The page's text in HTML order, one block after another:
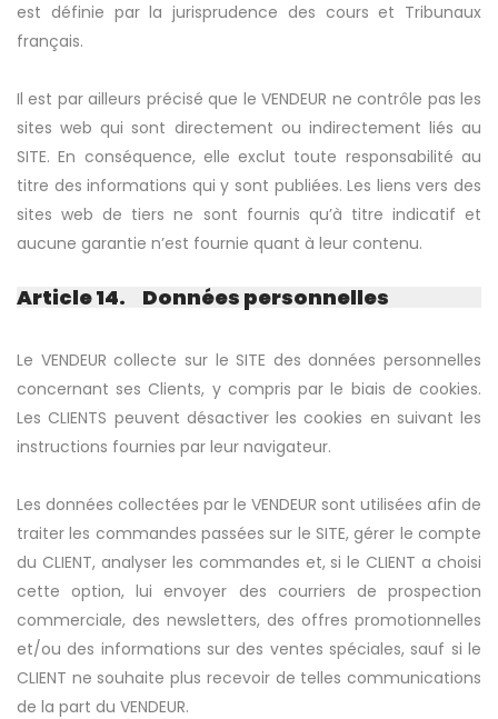
est définie par la jurisprudence des cours et Tribunaux
français.
Il est par ailleurs précisé que le VENDEUR ne contrôle pas les
sites web qui sont directement ou indirectement liés au
SITE. En conséquence, elle exclut toute responsabilité au
titre des informations qui y sont publiées. Les liens vers des
sites web de tiers ne sont fournis qu’à titre indicatif et
aucune garantie n’est fournie quant à leur contenu.
Article 14. Données personnelles
Le VENDEUR collecte sur le SITE des données personnelles
concernant ses Clients, y compris par le biais de cookies.
Les CLIENTS peuvent désactiver les cookies en suivant les
instructions fournies par leur navigateur.
Les données collectées par le VENDEUR sont utilisées afin de
traiter les commandes passées sur le SITE, gérer le compte
du CLIENT, analyser les commandes et, si le CLIENT a choisi
cette option, lui envoyer des courriers de prospection
commerciale, des newsletters, des offres promotionnelles
et/ou des informations sur des ventes spéciales, sauf si le
CLIENT ne souhaite plus recevoir de telles communications
de la part du VENDEUR.